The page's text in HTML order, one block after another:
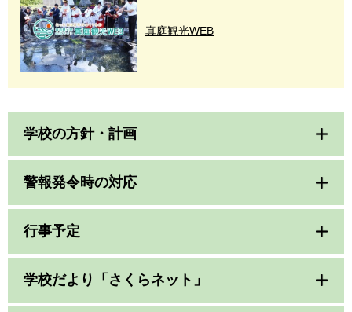
真庭観光WEB
学校の方針・計画
警報発令時の対応
行事予定
学校だより「さくらネット」